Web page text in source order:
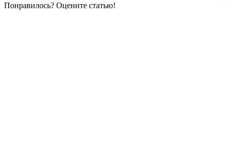
Понравилось? Оцените статью!